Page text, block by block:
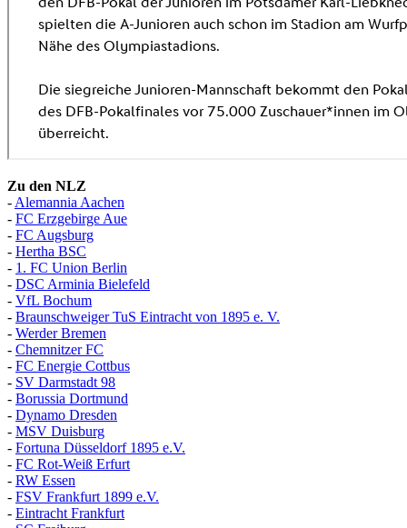
Zu den NLZ
- Alemannia Aachen
- FC Erzgebirge Aue
- FC Augsburg
- Hertha BSC
- 1. FC Union Berlin
- DSC Arminia Bielefeld
- VfL Bochum
- Braunschweiger TuS Eintracht von 1895 e. V.
- Werder Bremen
- Chemnitzer FC
- FC Energie Cottbus
- SV Darmstadt 98
- Borussia Dortmund
- Dynamo Dresden
- MSV Duisburg
- Fortuna Düsseldorf 1895 e.V.
- FC Rot-Weiß Erfurt
- RW Essen
- FSV Frankfurt 1899 e.V.
- Eintracht Frankfurt